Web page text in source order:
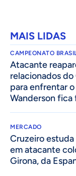
MAIS LIDAS
CAMPEONATO
Atacante
relacionados
para enfrentar
Wanderson fica
MERCADO
Cruzeiro
em atacante
Girona, da